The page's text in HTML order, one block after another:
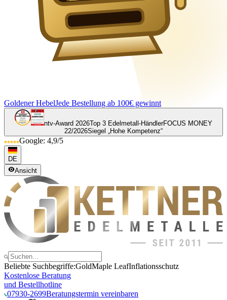
Goldener HebelJede Bestellung ab 100€ gewinnt
ntv-Award 2026Top 3 Edelmetall-HändlerFOCUS MONEY
22/2026Siegel „Hohe Kompetenz“
Google: 4,9/5
DE
Ansicht
Beliebte Suchbegriffe:GoldMaple LeafInflationsschutz
Kostenlose Beratung
und Bestellhotline
07930-2699Beratungstermin vereinbaren